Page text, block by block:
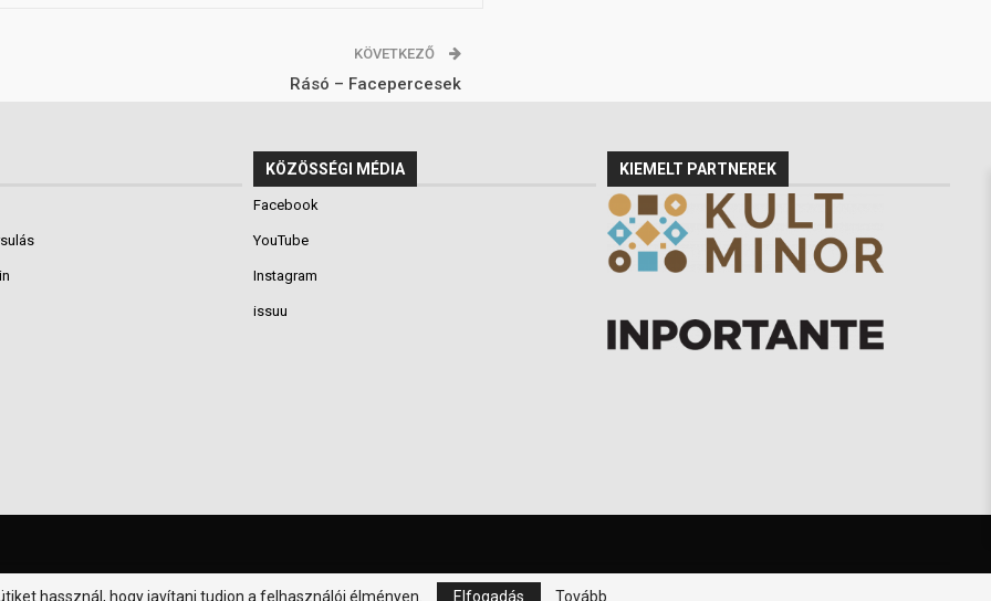
KÖVETKEZŐ
Rásó – Facepercesek
KÖZÖSSÉGI MÉDIA
Facebook
YouTube
Instagram
issuu
KIEMELT PARTNEREK
hassznál, hogy javítani tudjon a felhasználói élményen. Elfogadás Tovább